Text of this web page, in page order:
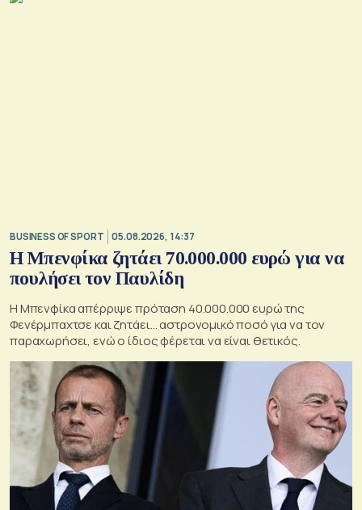
BUSINESS OF SPORT 05.08.2026, 14:37
Η Μπενφίκα ζητάει 70.000.000 ευρώ για να
πουλήσει τον Παυλίδη
Η Μπενφίκα απέρριψε πρόταση 40.000.000 ευρώ της
Φενέρμπαχτσε και ζητάει… αστρονομικό ποσό για να τον
παραχωρήσει, ενώ ο ίδιος φέρεται να είναι θετικός.